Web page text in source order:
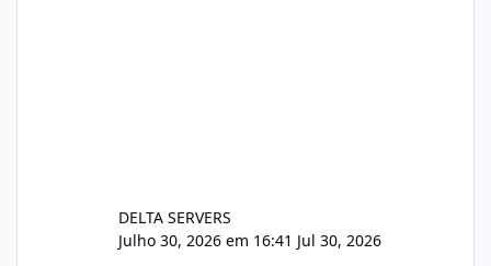
DELTA SERVERS
Julho 30, 2026 em 16:41 Jul 30, 2026